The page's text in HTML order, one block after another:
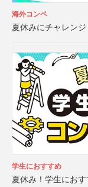
海外コンペ
夏休みにチャレン
学生におすすめ
夏休み！学生にお